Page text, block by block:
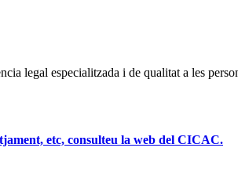
legal especialitzada i de qualitat a les
etc, consulteu la web del CICAC.